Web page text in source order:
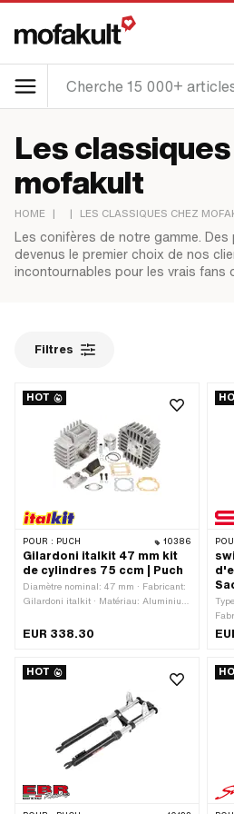
Les
mofakult
HOME | | LES CLASSIQUES CHEZ
Les conifères de notre gamme.
devenus le premier choix de nos
incontournables pour les vrais fans
Filtres
HOT
POUR : PUCH 10386
Gilardoni italkit 47 mm kit
de cylindres 75 ccm | Puch
Diamètre nominal: 47 mm · Fabricant:
Gilardoni italkit · Matériau: Aluminium
biais · Décompresseur: Non ·
EUR 338.30
HOT